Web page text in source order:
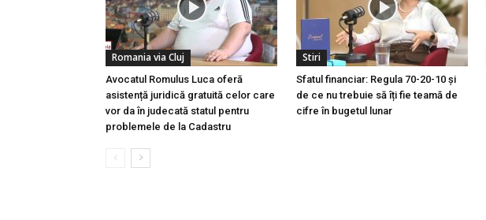
Romania via Cluj
Avocatul Romulus Luca oferă
asistență juridică gratuită celor care
vor da în judecată statul pentru
problemele de la Cadastru
Stiri
Sfatul financiar: Regula 70-20-10 și
de ce nu trebuie să îți fie teamă de
cifre în bugetul lunar